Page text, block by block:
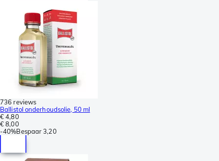
736 reviews
Ballistol onderhoudsolie, 50 ml
€ 4,80
€ 8,00
-40%Bespaar 3,20